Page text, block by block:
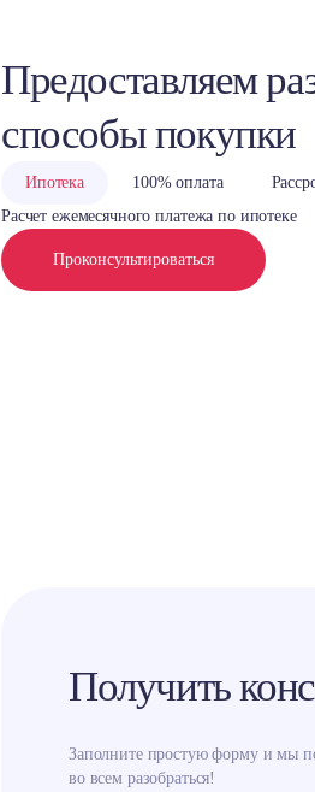
Предоставляем
способы покупки
Ипотека 100% оплата
Расчет ежемесячного платежа по ипотеке
Проконсультироваться
Получить
Заполните простую форму и мы
во всем разобраться!